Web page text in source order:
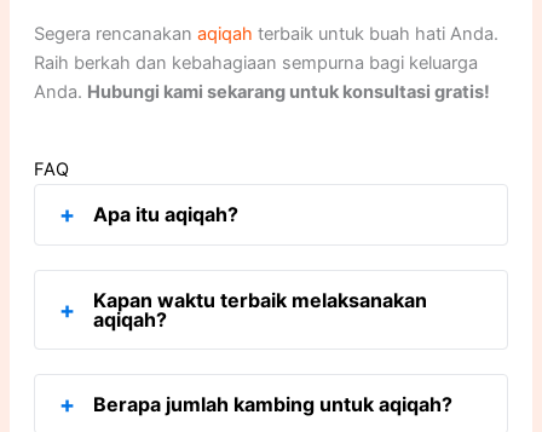
Segera rencanakan aqiqah terbaik untuk buah hati Anda.
Raih berkah dan kebahagiaan sempurna bagi keluarga
Anda. Hubungi kami sekarang untuk konsultasi gratis!
FAQ
Apa itu aqiqah?
+
(kambing/domba) sebagai wujud syukur atas
Dagingnya dibagikan kepada fakir miskin,
tetangga, dan kerabat terdekat.
Kapan waktu terbaik melaksanakan
aqiqah?
+
anak. Jika berhalangan, bisa di hari ke-14 atau ke-
Berapa jumlah kambing untuk aqiqah?
+